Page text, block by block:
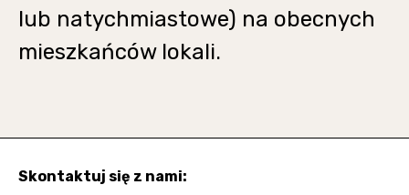
lub natychmiastowe) na obecnych
mieszkańców lokali.
Skontaktuj się z nami: